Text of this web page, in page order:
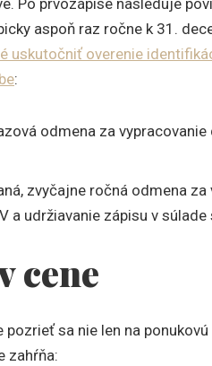
Po prvozápise nasleduje
aspoň raz ročne k 31.
uskutočniť overenie
:
odmena za
zvyčajne ročná odmena
a udržiavanie zápisu v
cene
sa nie len na
zahŕňa: